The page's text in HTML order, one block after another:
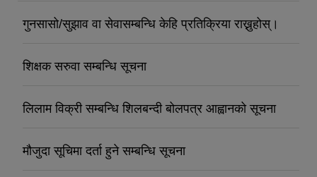
गुनसासो/सुझाव वा सेवासम्बन्धि केहि प्रतिक्रिया राख्नुहोस्।
शिक्षक सरुवा सम्बन्धि सूचना
लिलाम विक्री सम्बन्धि शिलबन्दी बोलपत्र आह्वानको सूचना
मौजुदा सूचिमा दर्ता हुने सम्बन्धि सूचना